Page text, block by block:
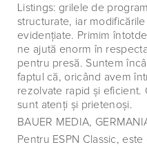
Listings: grilele de
structurate, iar
evidenţiate. Primim
ne ajută enorm în
pentru presă. Suntem
faptul că, oricând avem
rezolvate rapid şi eficient.
sunt atenţi şi prietenoşi.
BAUER MEDIA,
Pentru ESPN Classic,